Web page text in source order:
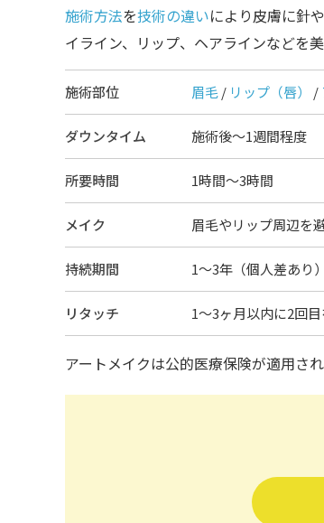
施術方法を技術の違いにより皮膚に針
イライン、リップ、ヘアラインなどを
施術部位 眉毛/ リップ（唇） /
ダウンタイム 施術後〜1週間程度
所要時間 1時間〜3時間
メイク 眉毛やリップ周辺を
持続期間 1〜3年（個人差あり）
リタッチ 1〜3ヶ月以内に2回
アートメイクは公的医療保険が適用され